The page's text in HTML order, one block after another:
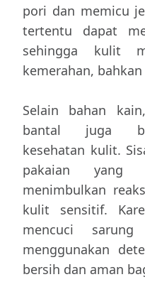
pori dan memicu
tertentu dapat
sehingga kulit
kemerahan,
Selain bahan
bantal juga
kesehatan kulit.
pakaian yang
menimbulkan
kulit sensitif.
mencuci
menggunakan
bersih dan aman